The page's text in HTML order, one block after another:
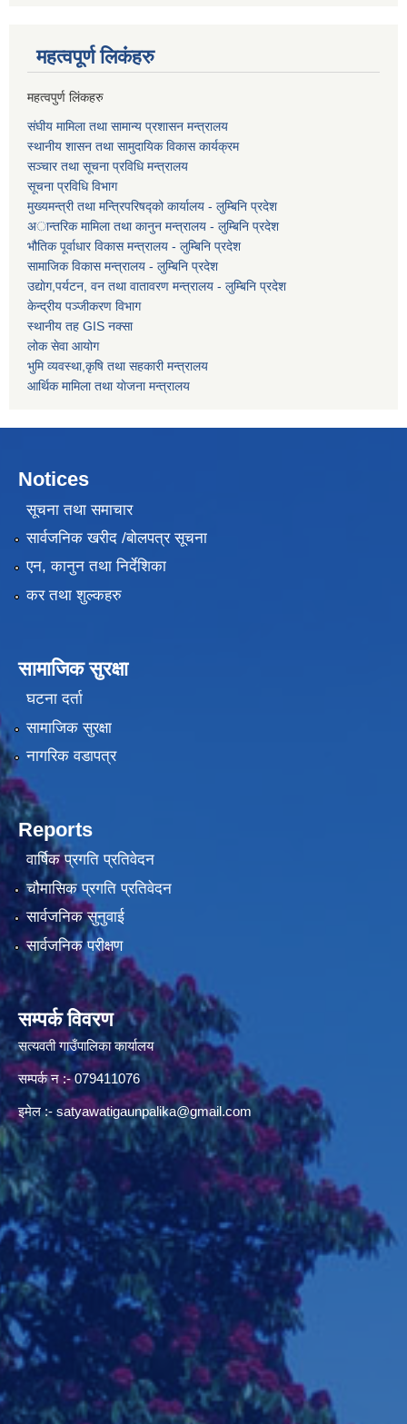
महत्वपूर्ण लि‌कंंहरु
महत्वपुर्ण लिंकहरु
संघीय मामिला तथा सामान्य प्रशासन मन्त्रालय
स्थानीय शासन तथा सामुदायिक विकास कार्यक्रम
सञ्चार तथा सूचना प्रविधि मन्त्रालय
सूचना प्रविधि विभाग
मुख्यमन्त्री तथा मन्त्रिपरिषद्को कार्यालय - लुम्बिनि प्रदेश
अान्तरिक मामिला तथा कानुन मन्त्रालय - लुम्बिनि प्रदेश
भौतिक पूर्वाधार विकास मन्त्रालय - लुम्बिनि प्रदेश
सामाजिक विकास मन्त्रालय - लुम्बिनि प्रदेश
उद्याेग,पर्यटन, वन तथा वातावरण मन्त्रालय - लुम्बिनि प्रदेश
केन्द्रीय पञ्जीकरण विभाग
स्थानीय तह GIS नक्सा
लोक सेवा आयोग
भुमि व्यवस्था,कृषि तथा सहकारी मन्त्रालय
आर्थिक मामिला तथा याेजना मन्त्रालय
Notices
सूचना तथा समाचार
सार्वजनिक खरीद /बोलपत्र सूचना
एन, कानुन तथा निर्देशिका
कर तथा शुल्कहरु
सामाजिक सुरक्षा
घटना दर्ता
सामाजिक सुरक्षा
नागरिक वडापत्र
Reports
वार्षिक प्रगति प्रतिवेदन
चौमासिक प्रगति प्रतिवेदन
सार्वजनिक सुनुवाई
सार्वजनिक परीक्षण
सम्पर्क विवरण
सत्यवती गाउँपालिका कार्यालय
सम्पर्क न‌ :- 079411076
इमेल :- satyawatigaunpalika@gmail.com